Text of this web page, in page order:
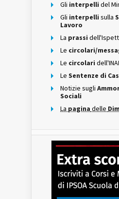
Gli interpelli del
Gli interpelli sulla
Lavoro
La prassi
Le circolari/
Le circolari
Le Sentenze di
Notizie sugli
Sociali
La pagina delle